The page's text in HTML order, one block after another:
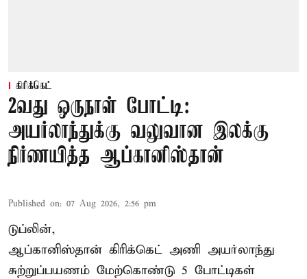
கிரிக்கெட்
2வது ஒருநாள் போட்டி:
அயர்லாந்துக்கு வலுவான இலக்கு
நிர்ணயித்த ஆப்கானிஸ்தான்
Published on: 07 Aug 2026, 2:56 pm
டுப்லின்,
ஆப்கானிஸ்தான் கிரிக்கெட் அணி அயர்லாந்து
சுற்றுப்பயணம் மேற்கொண்டு 5 போட்டிகள்